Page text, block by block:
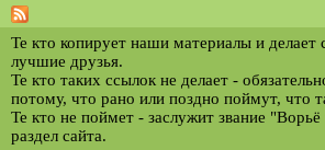
т
р
а
н
и
Те кто копирует наши материалы и
лучшие друзья.
Те кто таких ссылок не делает -
потому, что рано или поздно поймут, что
Те кто не поймет - заслужит звание
раздел сайта.